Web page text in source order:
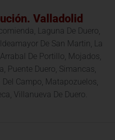
Valladolid
Laguna De Duero,
De San Martin, La
De Portillo, Mojados,
Puente Duero, Simancas,
Campo, Matapozuelos,
Villanueva De Duero.